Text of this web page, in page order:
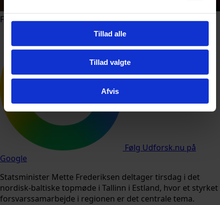
Tillad alle
Tillad valgte
Afvis
Foto: Alexandros Michailidis / Shutterstock.com
Følg Udforsk.nu på
Google
Statsminister Mette Frederiksen deltager tirsdag i det
nordisk-baltiske topmøde i Tallinn i Estland, hvor et styrket
forsvarssamarbejde i regionen er det centrale tema.